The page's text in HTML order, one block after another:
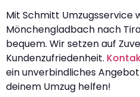
Mit Schmitt Umzugsservice
Mönchengladbach nach
bequem. Wir setzen auf
Kundenzufriedenheit.
ein unverbindliches
deinem Umzug helfen!